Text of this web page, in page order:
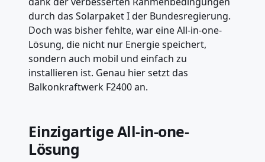
durch das Solarpaket I der Bundesregierung.
Doch was bisher fehlte, war eine All-in-one-
Lösung, die nicht nur Energie speichert,
sondern auch mobil und einfach zu
installieren ist. Genau hier setzt das
Balkonkraftwerk F2400 an.
Einzigartige All-in-one-
Lösung